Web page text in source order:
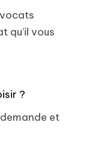
qu’il vous
?
et